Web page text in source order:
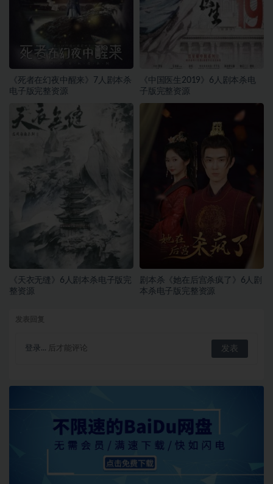
《死者在幻夜中醒来》7人剧本杀
电子版完整资源
《中国医生2019》6人剧本杀电
子版完整资源
《天衣无缝》6人剧本杀电子版完
整资源
剧本杀《她在后宫杀疯了》6人剧
本杀电子版完整资源
登录... 后才能评论